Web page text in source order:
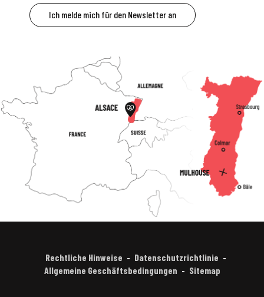
Ich melde mich für den Newsletter an
Rechtliche Hinweise
Datenschutzrichtlinie
Allgemeine Geschäftsbedingungen
Sitemap